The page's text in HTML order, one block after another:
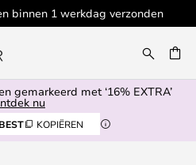
binnen 1 werkdag verzonden
gemarkeerd met ‘16% EXTRA’
nu
KOPIËREN